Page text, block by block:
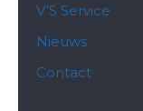
V’S Service
Nieuws
Contact